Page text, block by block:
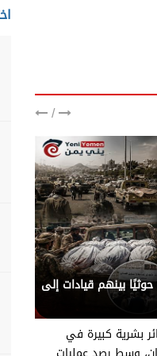
/
شهود: نقل جثامين أكثر من 120 حوثيًا بينهم قيادات إلى
بشرية كبيرة في